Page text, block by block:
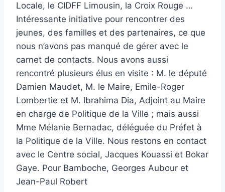
Locale, le CIDFF Limousin, la Croix Rouge …
Intéressante initiative pour rencontrer des
jeunes, des familles et des partenaires, ce que
nous n’avons pas manqué de gérer avec le
carnet de contacts. Nous avons aussi
rencontré plusieurs élus en visite : M. le député
Damien Maudet, M. le Maire, Emile-Roger
Lombertie et M. Ibrahima Dia, Adjoint au Maire
en charge de Politique de la Ville ; mais aussi
Mme Mélanie Bernadac, déléguée du Préfet à
la Politique de la Ville. Nous restons en contact
avec le Centre social, Jacques Kouassi et Bokar
Gaye. Pour Bamboche, Georges Aubour et
Jean-Paul Robert